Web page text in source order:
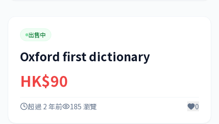
出售中
Oxford first dictionary
HK$90
超過 2 年前 185 瀏覽 0